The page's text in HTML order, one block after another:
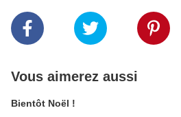
Vous aimerez aussi
Bientôt Noël !